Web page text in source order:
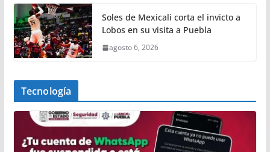
Soles de Mexicali corta el invicto a
Lobos en su visita a Puebla
agosto 6, 2026
Tecnología